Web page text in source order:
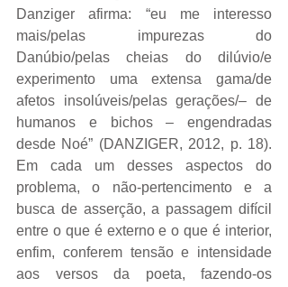
Danziger afirma: “eu me interesso
mais/pelas impurezas do
Danúbio/pelas cheias do dilúvio/e
experimento uma extensa gama/de
afetos insolúveis/pelas gerações/– de
humanos e bichos – engendradas
desde Noé” (DANZIGER, 2012, p. 18).
Em cada um desses aspectos do
problema, o não-pertencimento e a
busca de asserção, a passagem difícil
entre o que é externo e o que é interior,
enfim, conferem tensão e intensidade
aos versos da poeta, fazendo-os